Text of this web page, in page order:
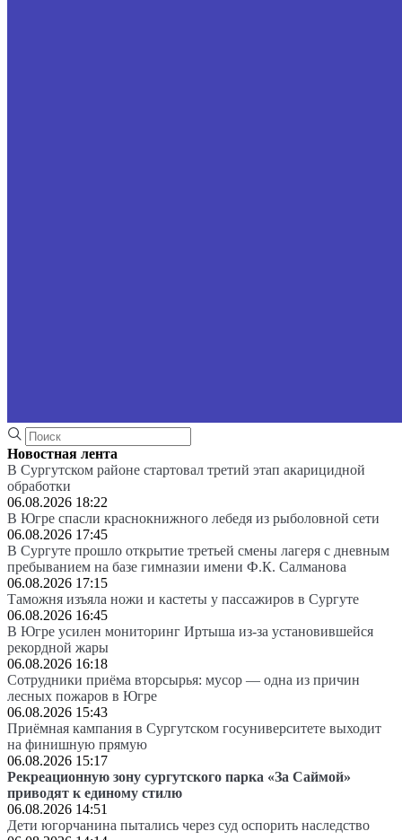
Новостная лента
В Сургутском районе стартовал третий этап акарицидной
обработки
06.08.2026 18:22
В Югре спасли краснокнижного лебедя из рыболовной сети
06.08.2026 17:45
В Сургуте прошло открытие третьей смены лагеря с дневным
пребыванием на базе гимназии имени Ф.К. Салманова
06.08.2026 17:15
Таможня изъяла ножи и кастеты у пассажиров в Сургуте
06.08.2026 16:45
В Югре усилен мониторинг Иртыша из-за установившейся
рекордной жары
06.08.2026 16:18
Сотрудники приёма вторсырья: мусор — одна из причин
лесных пожаров в Югре
06.08.2026 15:43
Приёмная кампания в Сургутском госуниверситете выходит
на финишную прямую
06.08.2026 15:17
Рекреационную зону сургутского парка «За Саймой»
приводят к единому стилю
06.08.2026 14:51
Дети югорчанина пытались через суд оспорить наследство